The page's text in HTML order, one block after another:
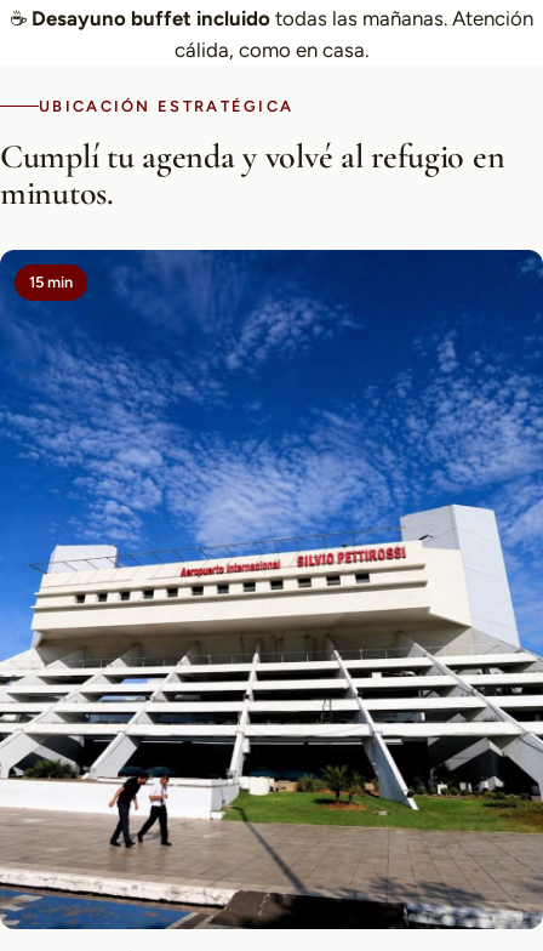
☕ Desayuno buffet incluido todas las mañanas. Atención
cálida, como en casa.
UBICACIÓN ESTRATÉGICA
Cumplí tu agenda y volvé al refugio en
minutos.
15 min